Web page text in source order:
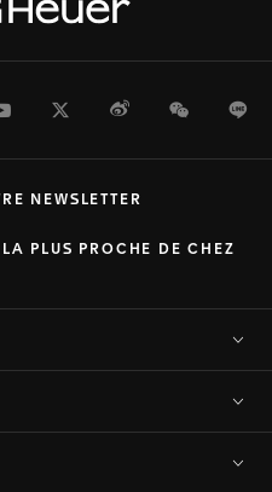
YoutubeTwitterWeiboWeChat
PLUS PROCHE DE CHEZ
NEWSLETTER